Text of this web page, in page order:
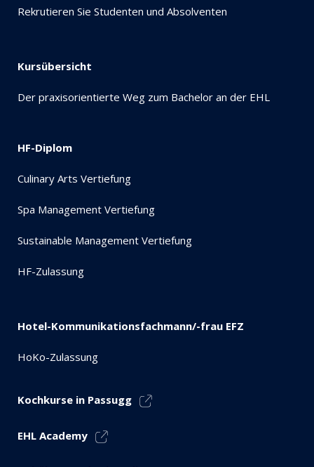
Rekrutieren Sie Studenten und Absolventen
Kursübersicht
Der praxisorientierte Weg zum Bachelor an der EHL
HF-Diplom
Culinary Arts Vertiefung
Spa Management Vertiefung
Sustainable Management Vertiefung
HF-Zulassung
Hotel-Kommunikationsfachmann/-frau EFZ
HoKo-Zulassung
Kochkurse in Passugg
EHL Academy